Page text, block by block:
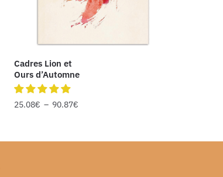
Cadres Lion et
Ours d’Automne
25.08€ – 90.87€